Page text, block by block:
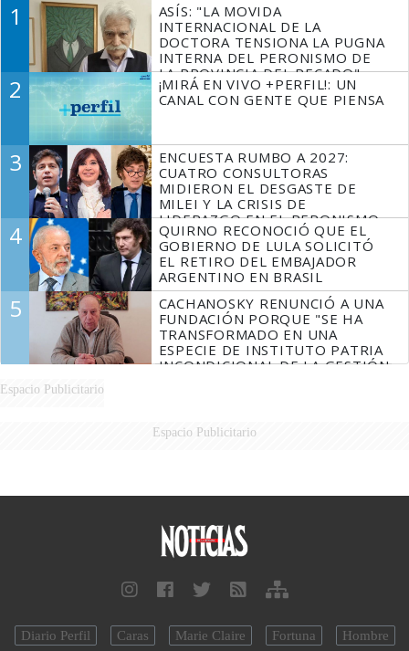
1
ASÍS: "LA MOVIDA
INTERNACIONAL DE LA
DOCTORA TENSIONA LA PUGNA
INTERNA DEL PERONISMO DE
LA PROVINCIA DEL PECADO"
2
¡MIRÁ EN VIVO +PERFIL!: UN
CANAL CON GENTE QUE PIENSA
3
ENCUESTA RUMBO A 2027:
CUATRO CONSULTORAS
MIDIERON EL DESGASTE DE
MILEI Y LA CRISIS DE
LIDERAZGO EN EL PERONISMO
4
QUIRNO RECONOCIÓ QUE EL
GOBIERNO DE LULA SOLICITÓ
EL RETIRO DEL EMBAJADOR
ARGENTINO EN BRASIL
5
CACHANOSKY RENUNCIÓ A UNA
FUNDACIÓN PORQUE "SE HA
TRANSFORMADO EN UNA
ESPECIE DE INSTITUTO PATRIA
INCONDICIONAL DE LA GESTIÓN
Espacio Publicitario
Espacio Publicitario
Diario Perfil Caras Marie Claire Fortuna Hombre